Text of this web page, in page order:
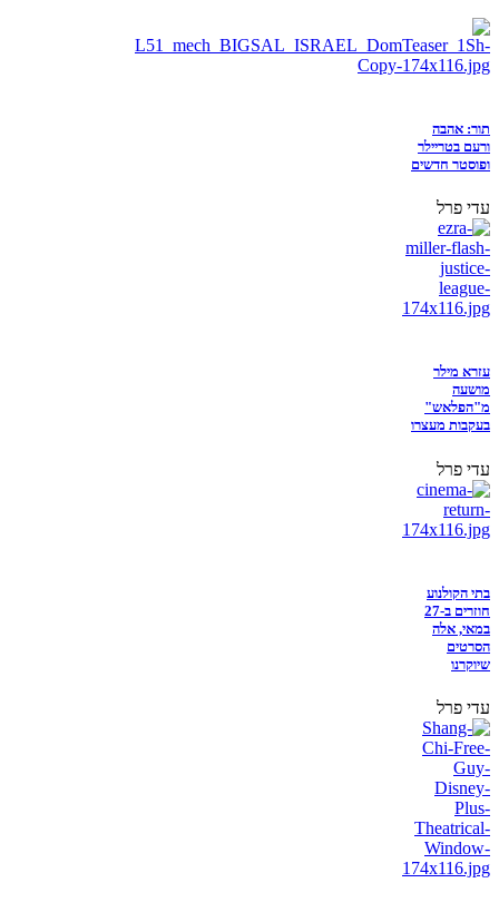
תור: אהבה
ורעם בטריילר
ופוסטר חדשים
עדי פרל
עזרא מילר
מושעה
מ"הפלאש"
בעקבות מעצרו
עדי פרל
בתי הקולנוע
חוזרים ב-27
במאי, אלה
הסרטים
שיוקרנו
עדי פרל